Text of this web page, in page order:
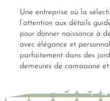
Une entreprise où la
l’attention aux détails
pour donner naissance à
avec élégance et
parfaitement dans des
demeures de campagne et